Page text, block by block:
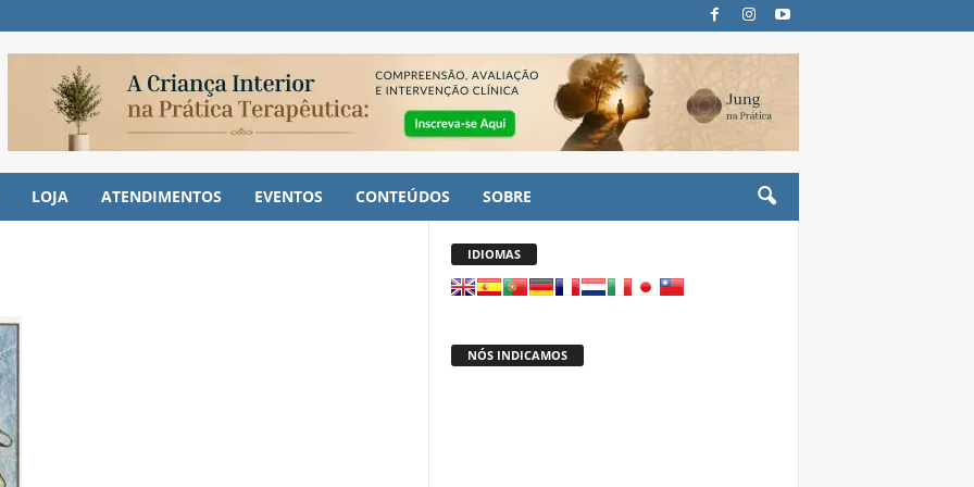
LOJA ATENDIMENTOS EVENTOS CONTEÚDOS SOBRE
IDIOMAS
NÓS INDICAMOS